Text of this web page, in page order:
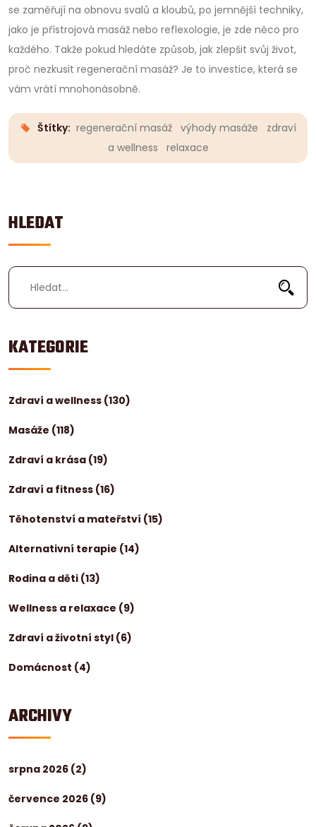
HLEDAT
KATEGORIE
Zdraví a wellness (130)
Masáže (118)
Zdraví a krása (19)
Zdraví a fitness (16)
Těhotenství a mateřství (15)
Alternativní terapie (14)
Rodina a děti (13)
Wellness a relaxace (9)
Zdraví a životní styl (6)
Domácnost (4)
ARCHIVY
srpna 2026 (2)
července 2026 (9)
se zaměřují na obnovu svalů a kloubů, po jemnější techniky,
jako je přístrojová masáž nebo reflexologie, je zde něco pro
každého. Takže pokud hledáte způsob, jak zlepšit svůj život,
proč nezkusit regenerační masáž? Je to investice, která se
vám vrátí mnohonásobně.
Štítky: regenerační masáž výhody masáže
zdraví
a wellness
relaxace